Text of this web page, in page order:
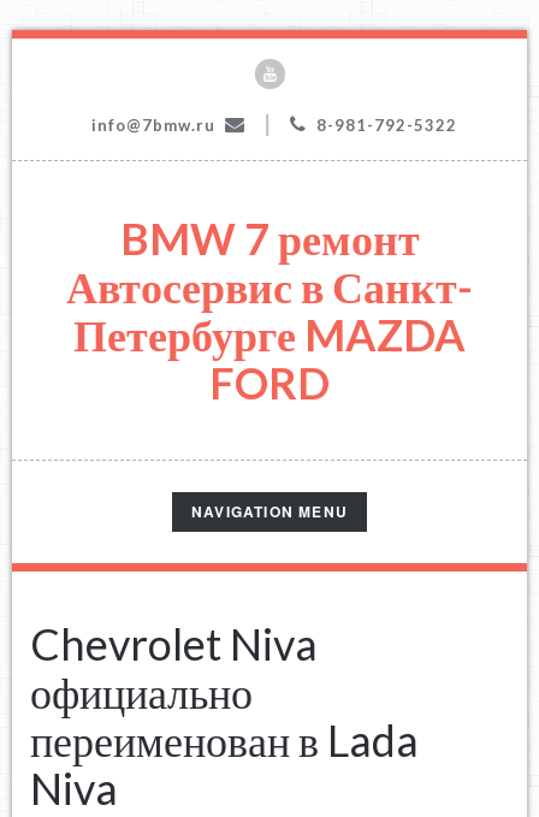
info@7bmw.ru 8-981-792-5322
BMW 7 ремонт
Автосервис в Санкт-
Петербурге MAZDA
FORD
TOGGLE
NAVIGATION
NAVIGATION MENU
Chevrolet Niva
официально
переименован в Lada
Niva